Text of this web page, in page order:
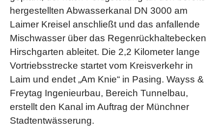
hergestellten Abwasserkanal DN 3000 am
Laimer Kreisel anschließt und das anfallende
Mischwasser über das Regenrückhaltebecken
Hirschgarten ableitet. Die 2,2 Kilometer lange
Vortriebsstrecke startet vom Kreisverkehr in
Laim und endet „Am Knie“ in Pasing. Wayss &
Freytag Ingenieurbau, Bereich Tunnelbau,
erstellt den Kanal im Auftrag der Münchner
Stadtentwässerung.